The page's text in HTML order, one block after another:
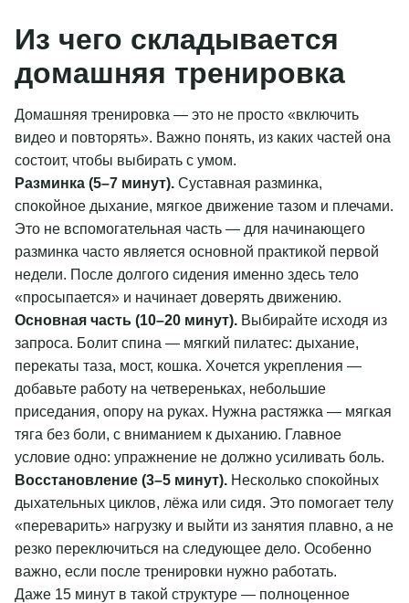
Из чего складывается
домашняя тренировка
Домашняя тренировка — это не просто «включить
видео и повторять». Важно понять, из каких частей она
состоит, чтобы выбирать с умом.
Разминка (5–7 минут). Суставная разминка,
спокойное дыхание, мягкое движение тазом и плечами.
Это не вспомогательная часть — для начинающего
разминка часто является основной практикой первой
недели. После долгого сидения именно здесь тело
«просыпается» и начинает доверять движению.
Основная часть (10–20 минут). Выбирайте исходя из
запроса. Болит спина — мягкий пилатес: дыхание,
перекаты таза, мост, кошка. Хочется укрепления —
добавьте работу на четвереньках, небольшие
приседания, опору на руках. Нужна растяжка — мягкая
тяга без боли, с вниманием к дыханию. Главное
условие одно: упражнение не должно усиливать боль.
Восстановление (3–5 минут). Несколько спокойных
дыхательных циклов, лёжа или сидя. Это помогает телу
«переварить» нагрузку и выйти из занятия плавно, а не
резко переключиться на следующее дело. Особенно
важно, если после тренировки нужно работать.
Даже 15 минут в такой структуре — полноценное